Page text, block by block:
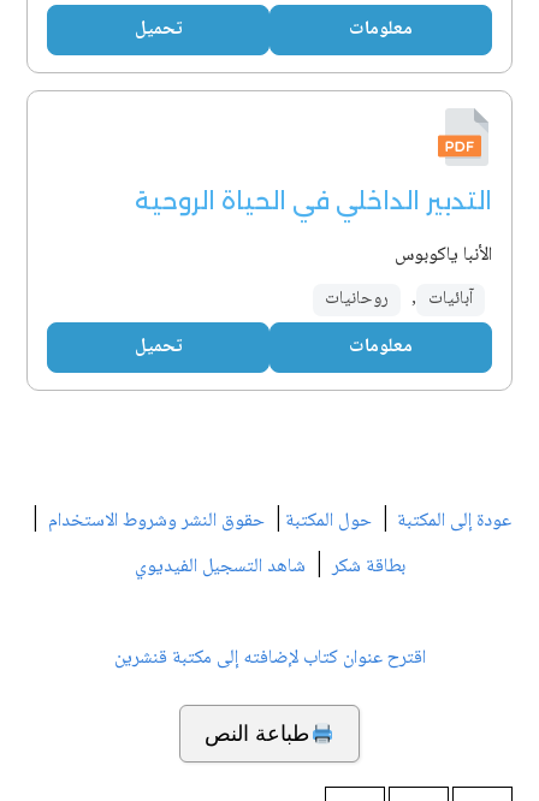
معلومات تحميل
التدبير الداخلي في الحياة الروحية
الأنبا ياكوبوس
آبائيات , روحانيات
معلومات تحميل
عودة إلى المكتبة | حول المكتبة | حقوق النشر وشروط الاستخدام |
بطاقة شكر| شاهد التسجيل الفيديوي
اقترح عنوان كتاب لإضافته إلى مكتبة قنشرين
طباعة النص